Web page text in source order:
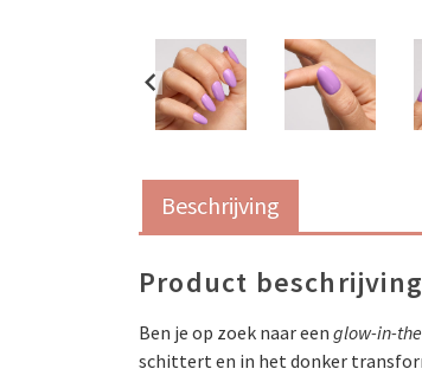
Beschrijving
Product beschrijving
Ben je op zoek naar een glow-in-
schittert en in het donker